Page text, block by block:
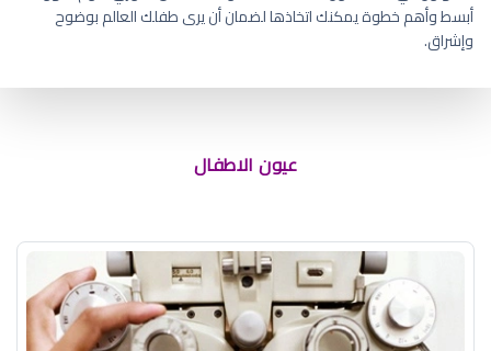
أبسط وأهم خطوة يمكنك اتخاذها لضمان أن يرى طفلك العالم بوضوح
وإشراق.
عيون الاطفال